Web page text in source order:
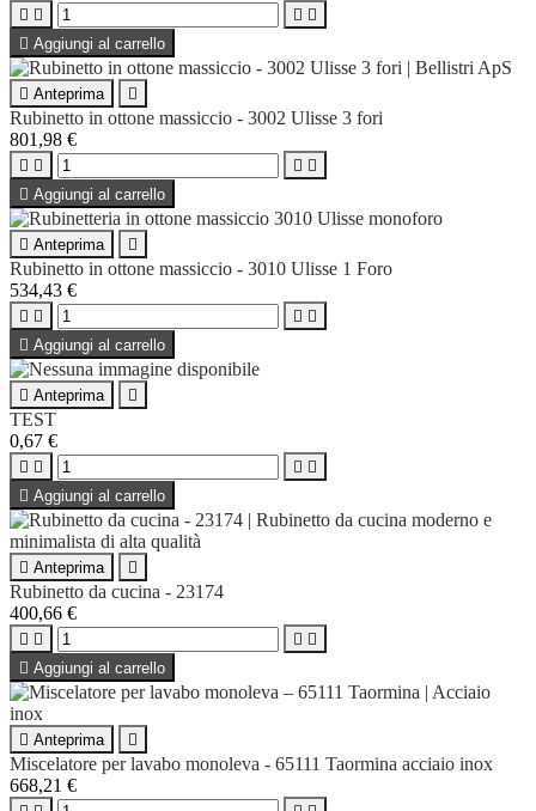
   
 Aggiungi al carrello
 Anteprima 
Rubinetto in ottone massiccio - 3002 Ulisse 3 fori
801,98 €
   
 Aggiungi al carrello
 Anteprima 
Rubinetto in ottone massiccio - 3010 Ulisse 1 Foro
534,43 €
   
 Aggiungi al carrello
 Anteprima 
TEST
0,67 €
   
 Aggiungi al carrello
 Anteprima 
Rubinetto da cucina - 23174
400,66 €
   
 Aggiungi al carrello
 Anteprima 
Miscelatore per lavabo monoleva - 65111 Taormina acciaio inox
668,21 €